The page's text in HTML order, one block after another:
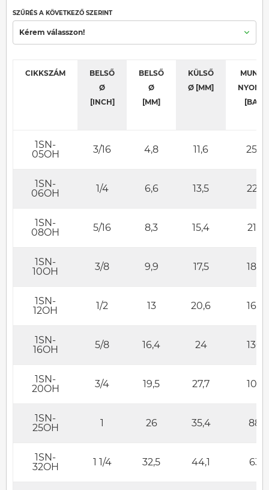
SZŰRÉS A KÖVETKEZŐ SZERINT
Kérem válasszon!
CIKKSZÁM
BELSŐ
Ø
[INCH]
BELSŐ
Ø
[MM]
KÜLSŐ
Ø [MM]
MUNKA
[BAR]
1SN-
05OH
3/16 4,8 11,6 250
1SN-
06OH
1/4 6,6 13,5 225
1SN-
08OH
5/16 8,3 15,4 215
1SN-
10OH
3/8 9,9 17,5 180
1SN-
12OH
1/2 13 20,6 160
1SN-
16OH
5/8 16,4 24 130
1SN-
20OH
3/4 19,5 27,7 105
1SN-
25OH
1 26 35,4 88
1SN-
32OH
1 1/4 32,5 44,1 63